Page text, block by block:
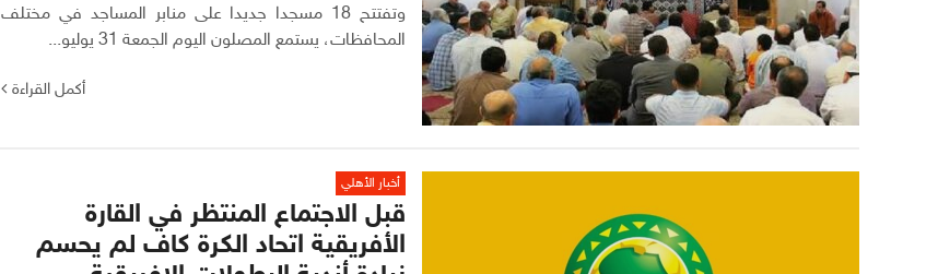
وتفتتح 18 مسجدا جديدا على منابر المساجد في مختلف
المحافظات، يستمع المصلون اليوم الجمعة 31 يوليو...
أكمل القراءة
أخبار الأهلي
قبل الاجتماع المنتظر في القارة
الأفريقية اتحاد الكرة كاف لم يحسم